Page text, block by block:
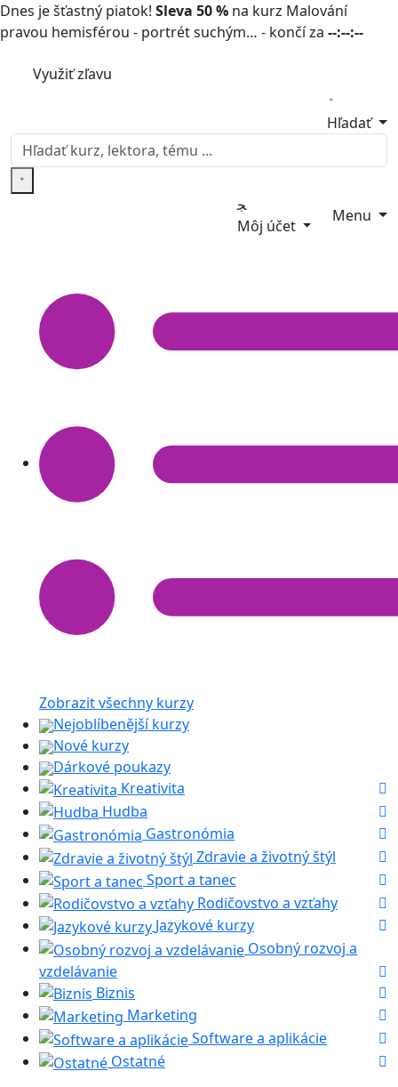
Dnes je šťastný piatok! Sleva 50 % na kurz Malování
pravou hemisférou - portrét suchým… - končí za --:--:--
Využiť zľavu
Hľadať
Môj účet
Menu
Zobrazit všechny kurzy
Nejoblíbenější kurzy
Nové kurzy
Dárkové poukazy
Kreativita
Hudba
Gastronómia
Zdravie a životný štýl
Sport a tanec
Rodičovstvo a vzťahy
Jazykové kurzy
Osobný rozvoj a
vzdelávanie
Biznis
Marketing
Software a aplikácie
Ostatné